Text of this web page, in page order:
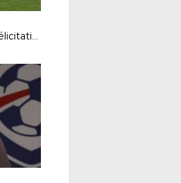
Coupe de France des Arbitres : Félicitations à Théo ROBELLAZ